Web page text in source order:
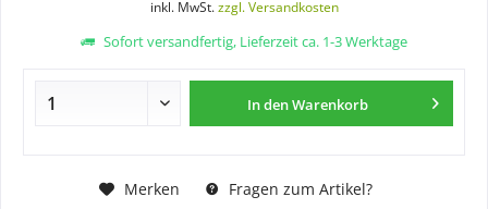
inkl. MwSt.zzgl. Versandkosten
Sofort versandfertig, Lieferzeit ca. 1-3 Werktage
In denWarenkorb
Merken Fragen zum Artikel?